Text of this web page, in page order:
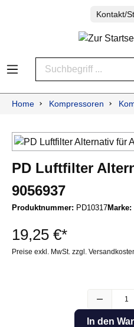
Kontakt/
Home Kompressoren
PD Luftfilter
9056937
Produktnummer: PD10317Marke:
19,25 €*
Preise exkl. MwSt. zzgl.
In den